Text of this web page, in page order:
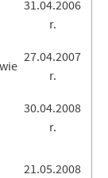
31.04.2006
r.
27.04.2007
r.
30.04.2008
r.
21.05.2008